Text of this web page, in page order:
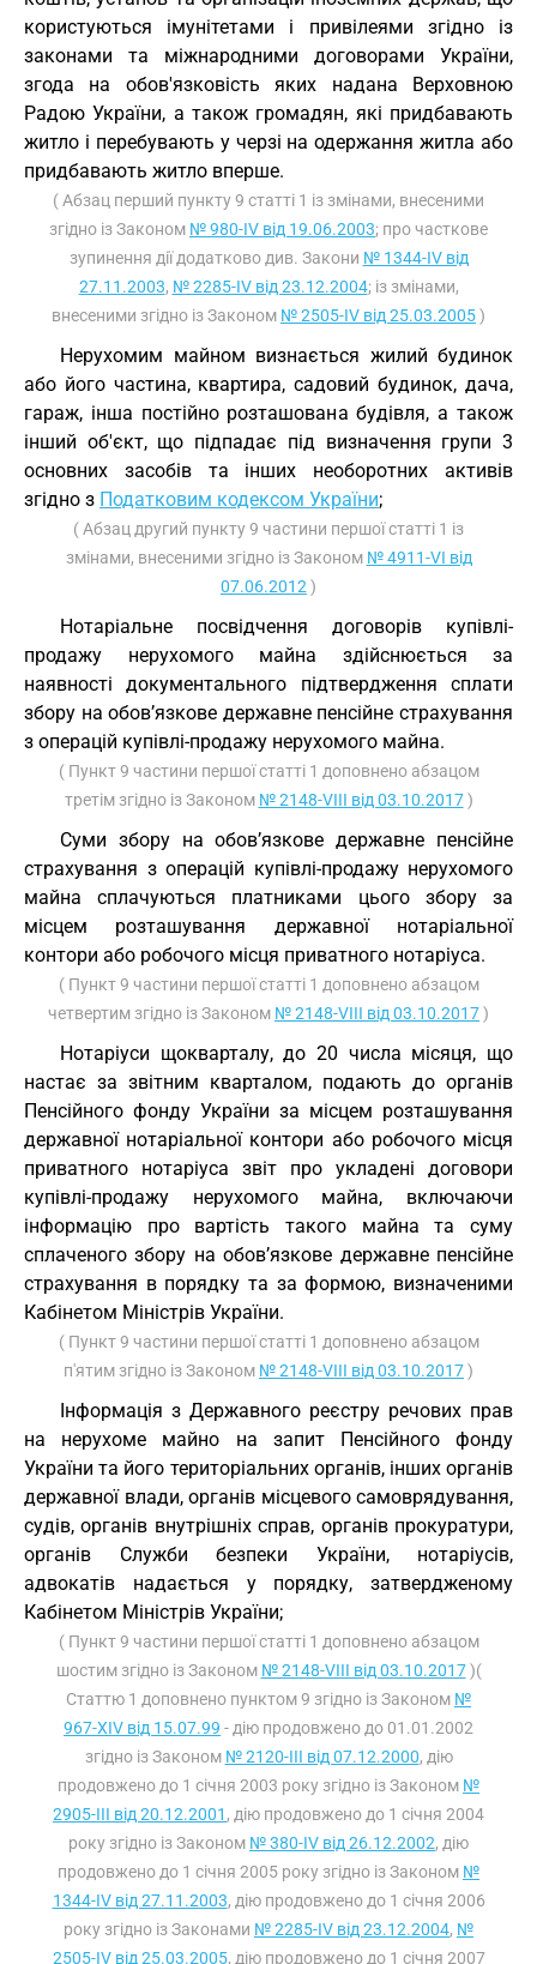
користуються імунітетами і привілеями згідно із
законами та міжнародними договорами України,
згода на обов'язковість яких надана Верховною
Радою України, а також громадян, які придбавають
житло і перебувають у черзі на одержання житла або
придбавають житло вперше.
( Абзац перший пункту 9 статті 1 із змінами, внесеними
згідно із Законом № 980-IV від 19.06.2003; про часткове
зупинення дії додатково див. Закони № 1344-IV від
27.11.2003, № 2285-IV від 23.12.2004; із змінами,
внесеними згідно із Законом № 2505-IV від 25.03.2005)
Нерухомим майном визнається жилий будинок
або його частина, квартира, садовий будинок, дача,
гараж, інша постійно розташована будівля, а також
інший об'єкт, що підпадає під визначення групи 3
основних засобів та інших необоротних активів
згідно з Податковим кодексом України;
( Абзац другий пункту 9 частини першої статті 1 із
змінами, внесеними згідно із Законом № 4911-VI від
07.06.2012 )
Нотаріальне посвідчення договорів купівлі-
продажу нерухомого майна здійснюється за
наявності документального підтвердження сплати
збору на обов’язкове державне пенсійне страхування
з операцій купівлі-продажу нерухомого майна.
( Пункт 9 частини першої статті 1 доповнено абзацом
третім згідно із Законом № 2148-VIII від 03.10.2017)
Суми збору на обов’язкове державне пенсійне
страхування з операцій купівлі-продажу нерухомого
майна сплачуються платниками цього збору за
місцем розташування державної нотаріальної
контори або робочого місця приватного нотаріуса.
( Пункт 9 частини першої статті 1 доповнено абзацом
четвертим згідно із Законом № 2148-VIII від 03.10.2017)
Нотаріуси щокварталу, до 20 числа місяця, що
настає за звітним кварталом, подають до органів
Пенсійного фонду України за місцем розташування
державної нотаріальної контори або робочого місця
приватного нотаріуса звіт про укладені договори
купівлі-продажу нерухомого майна, включаючи
інформацію про вартість такого майна та суму
сплаченого збору на обов’язкове державне пенсійне
страхування в порядку та за формою, визначеними
Кабінетом Міністрів України.
( Пункт 9 частини першої статті 1 доповнено абзацом
п'ятим згідно із Законом № 2148-VIII від 03.10.2017)
Інформація з Державного реєстру речових прав
на нерухоме майно на запит Пенсійного фонду
України та його територіальних органів, інших органів
державної влади, органів місцевого самоврядування,
судів, органів внутрішніх справ, органів прокуратури,
органів Служби безпеки України, нотаріусів,
адвокатів надається у порядку, затвердженому
Кабінетом Міністрів України;
( Пункт 9 частини першої статті 1 доповнено абзацом
шостим згідно із Законом № 2148-VIII від 03.10.2017)(
Статтю 1 доповнено пунктом 9 згідно із Законом №
967-XIV від 15.07.99 - дію продовжено до 01.01.2002
згідно із Законом № 2120-III від 07.12.2000, дію
продовжено до 1 січня 2003 року згідно із Законом №
2905-III від 20.12.2001 , дію продовжено до 1 січня 2004
року згідно із Законом № 380-IV від 26.12.2002, дію
продовжено до 1 січня 2005 року згідно із Законом №
1344-IV від 27.11.2003, дію продовжено до 1 січня 2006
року згідно із Законами № 2285-IV від 23.12.2004, №
2505-IV від 25.03.2005, дію продовжено до 1 січня 2007